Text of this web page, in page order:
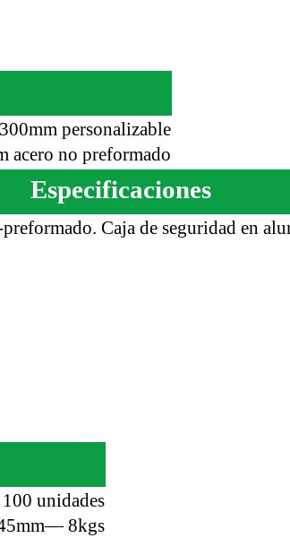
personalizable
acero no preformado
Especificaciones
Caja de seguridad en
unidades
8kgs